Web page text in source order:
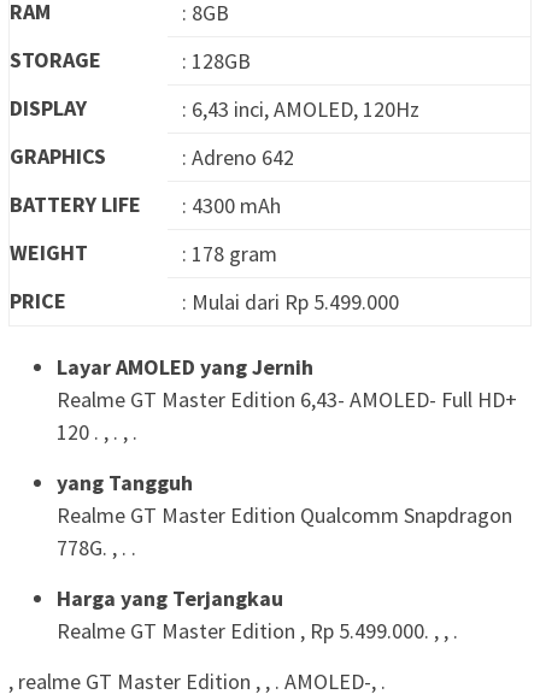
RAM
: 8GB
STORAGE
: 128GB
DISPLAY
: 6,43 inci, AMOLED, 120Hz
GRAPHICS
: Adreno 642
BATTERY LIFE
: 4300 mAh
WEIGHT
: 178 gram
PRICE
: Mulai dari Rp 5.499.000
Layar AMOLED yang Jernih
Realme GT Master Edition 6,43- AMOLED- Full HD+
120 . , . , .
yang Tangguh
Realme GT Master Edition Qualcomm Snapdragon
778G. , . .
Harga yang Terjangkau
Realme GT Master Edition , Rp 5.499.000. , , .
, realme GT Master Edition , , . AMOLED-, .